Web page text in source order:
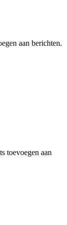
aan berichten.
toevoegen aan